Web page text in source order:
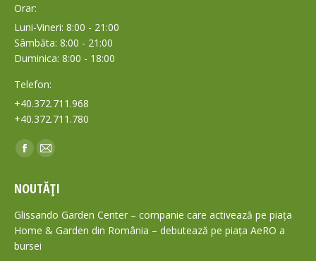
Orar:
Luni-Vineri: 8:00 - 21:00
Sâmbăta: 8:00 - 21:00
Duminica: 8:00 - 18:00
Telefon:
+40.372.711.968
+40.372.711.780
Find us on:
Facebook
opens
in
new
window
Mail
opens
in
new
NOUTĂȚI
Glissando Garden Center – companie care activează pe piața
Home & Garden din România – debutează pe piața AeRO a
bursei